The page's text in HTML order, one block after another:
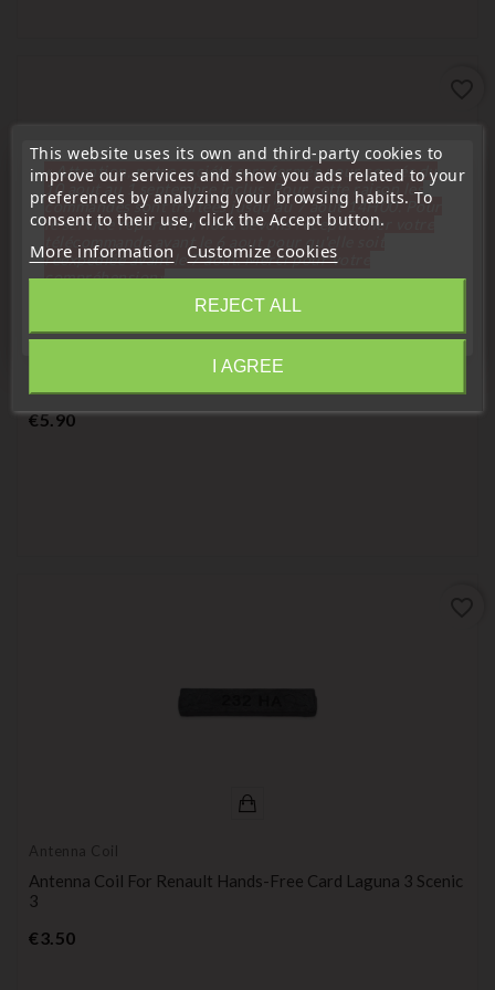
Antenna Coil
Transponder Antenna Coil For Renault Laguna, Espace, Vel
€5.90Price
Antenna Coil
Antenna Coil For Renault Hands-Free Card Laguna 3 Scenic
3
€3.50Price
This website uses its own and third-party cookies to
improve our services and show you ads related to your
preferences by analyzing your browsing habits. To
consent to their use, click the Accept button.
More information Customize cookies
REJECT ALL
I AGREE
« Attention, notre société sera fermée pour congés du
10 aout au 1 septembre inclus. Pour cette raison les
commandes sont traitées jusqu'au 7 aout 14H00. Pour
le service réparation nous devons réceptionner votre
télécommande avant le 6 aout pour qu'elle soit
réexpédiée avant le 7 aout. Merci pour votre
compréhension»
Close
Information